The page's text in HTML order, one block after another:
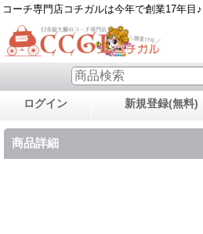
コーチ専門店コチガルは今年で創業17年目♪
ログイン 新規登録(無料)
商品詳細